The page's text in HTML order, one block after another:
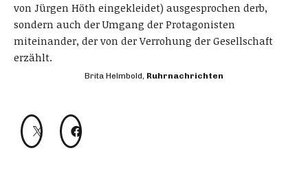
von Jürgen Höth eingekleidet) ausgesprochen derb,
sondern auch der Umgang der Protagonisten
miteinander, der von der Verrohung der Gesellschaft
erzählt.
Brita Helmbold, Ruhrnachrichten